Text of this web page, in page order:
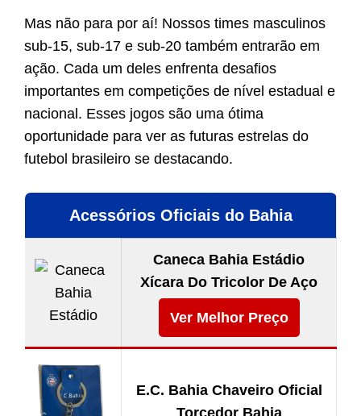
Mas não para por aí! Nossos times masculinos
sub-15, sub-17 e sub-20 também entrarão em
ação. Cada um deles enfrenta desafios
importantes em competições de nível estadual e
nacional. Esses jogos são uma ótima
oportunidade para ver as futuras estrelas do
futebol brasileiro se destacando.
Acessórios Oficiais do Bahia
Caneca Bahia Estádio
Xícara Do Tricolor De Aço
Ver Melhor Preço
E.C. Bahia Chaveiro Oficial